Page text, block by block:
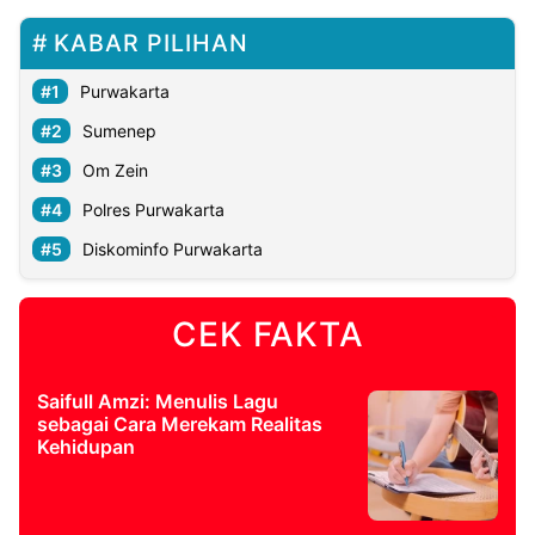
KABAR PILIHAN
Purwakarta
Sumenep
Om Zein
Polres Purwakarta
Diskominfo Purwakarta
CEK FAKTA
Saifull Amzi: Menulis Lagu
sebagai Cara Merekam Realitas
Kehidupan